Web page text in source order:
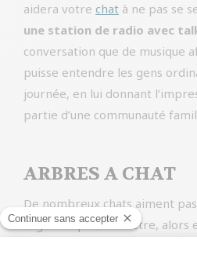
aidera votre chat à ne pas se
une station de radio avec
conversation que de musique
puisse entendre les gens
journée, en lui donnant
partie d’une communauté
ARBRES A CHAT
De nombreux chats aiment
regarder par la fenêtre, alors